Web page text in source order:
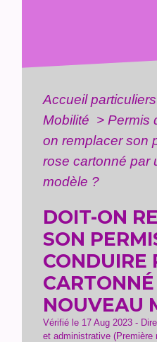
Accueil particuliers
Mobilité > Permis
on remplacer son
rose cartonné par
modèle ?
DOIT-ON
SON
CONDUIRE
NOUVEAU
Vérifié le 17 Aug 2023 -
et administrative (Première